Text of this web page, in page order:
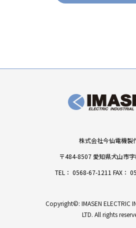
株式会社今仙電機製
〒484-8507 愛知県犬山市
TEL： 0568-67-1211 FAX：
Copyright©: IMASEN ELECTRIC
LTD. All rights